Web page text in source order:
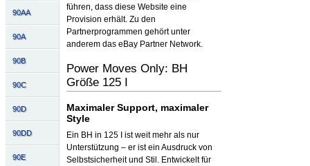
90AA
90A
90B
90C
90D
90DD
90E
führen, dass diese Website eine
Provision erhält. Zu den
Partnerprogrammen gehört unter
anderem das eBay Partner Network.
Power Moves Only: BH
Größe 125 I
Maximaler Support, maximaler
Style
Ein BH in 125 I ist weit mehr als nur
Unterstützung – er ist ein Ausdruck von
Selbstsicherheit und Stil. Entwickelt für